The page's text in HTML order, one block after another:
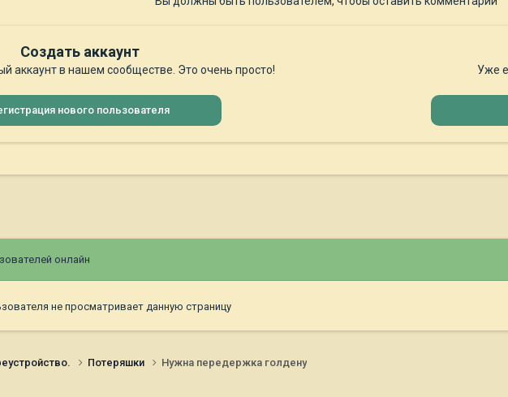
Создать аккаунт
аккаунт в нашем сообществе. Это очень просто!
нового пользователя
Уже
онлайн
не просматривает данную страницу
Потеряшки Нужна передержка голдену